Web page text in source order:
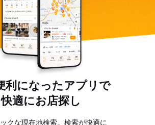
利になったアプリで
快適にお店探し
クな現在地検索。検索が快適に